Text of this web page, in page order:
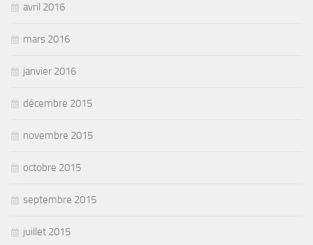
avril 2016
mars 2016
janvier 2016
décembre 2015
novembre 2015
octobre 2015
septembre 2015
juillet 2015